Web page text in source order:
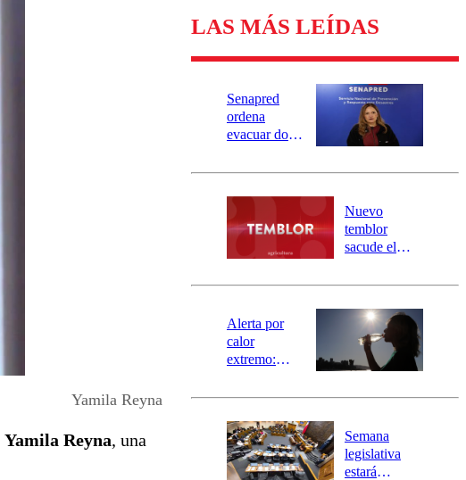
Yamila Reyna
Yamila Reyna, una
LAS MÁS LEÍDAS
Senapred
ordena
evacuar dos
Carahue por
río Damas:
activa
mensajería
SAE
Nuevo
temblor
sacude el
revisa la
epicentro
Alerta por
calor
extremo:
activa Alerta
Preventiva en
tres comunas
Semana
legislativa
estará